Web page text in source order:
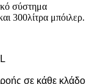
σύστημα
300λίτρα μπόιλερ.
σε κάθε κλάδο